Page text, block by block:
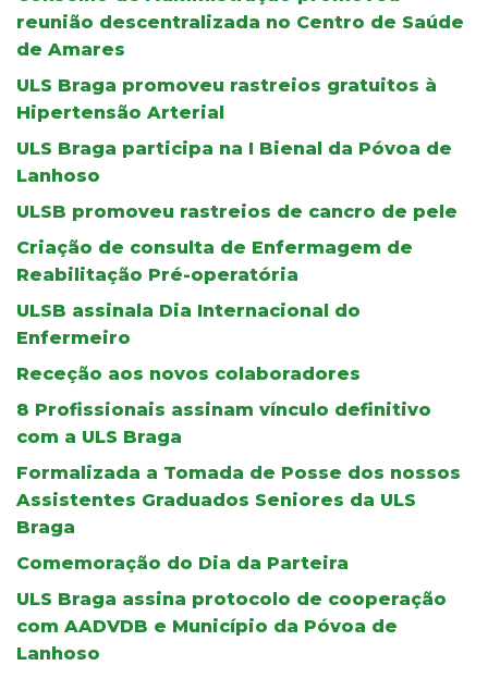
reunião descentralizada no Centro de Saúde
de Amares
ULS Braga promoveu rastreios gratuitos à
Hipertensão Arterial
ULS Braga participa na I Bienal da Póvoa de
Lanhoso
ULSB promoveu rastreios de cancro de pele
Criação de consulta de Enfermagem de
Reabilitação Pré-operatória
ULSB assinala Dia Internacional do
Enfermeiro
Receção aos novos colaboradores
8 Profissionais assinam vínculo definitivo
com a ULS Braga
Formalizada a Tomada de Posse dos nossos
Assistentes Graduados Seniores da ULS
Braga
Comemoração do Dia da Parteira
ULS Braga assina protocolo de cooperação
com AADVDB e Município da Póvoa de
Lanhoso